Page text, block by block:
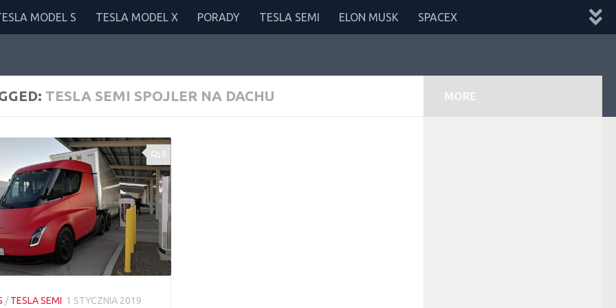
MODEL S TESLA MODEL X PORADY TESLA SEMI ELON MUSK SPACEX
TESLA SEMI SPOJLER NA DACHU
0
/TESLA SEMI 1 STYCZNIA 2019
MORE